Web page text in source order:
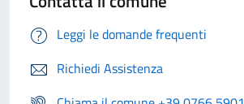
Leggi le domande frequenti
Richiedi Assistenza